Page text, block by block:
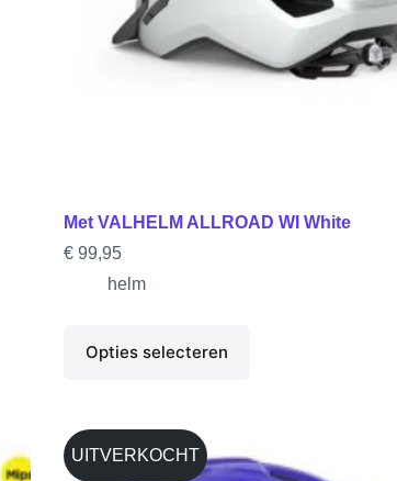
Met VALHELM ALLROAD WI White
€99,95
helm
Opties selecteren
UITVERKOCHT